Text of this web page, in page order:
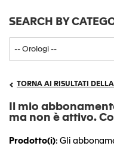
SEARCH BY
TORNA AI RISULTATI
Il mio
ma non è attivo.
Prodotto(i): Gli